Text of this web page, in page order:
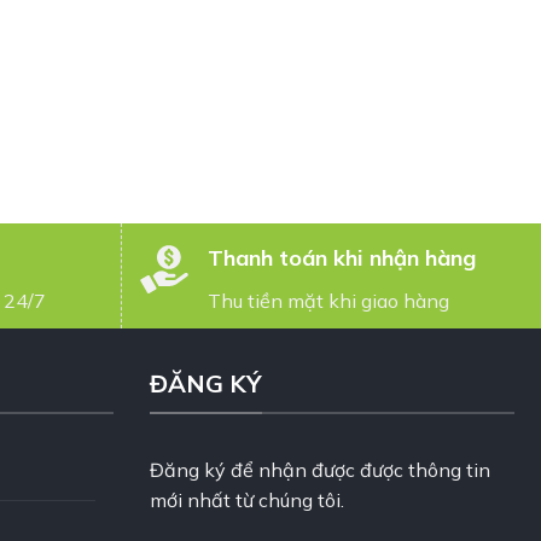
24/7
Thanh toán khi nhận hàng
Thu tiền mặt khi giao hàng
ĐĂNG KÝ
Đăng ký để nhận được được thông tin
mới nhất từ chúng tôi.